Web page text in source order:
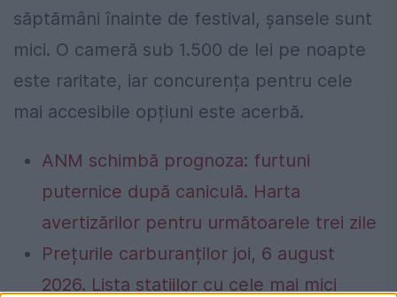
săptămâni înainte de festival, șansele sunt
mici. O cameră sub 1.500 de lei pe noapte
este raritate, iar concurența pentru cele
mai accesibile opțiuni este acerbă.
ANM schimbă prognoza: furtuni
puternice după caniculă. Harta
avertizărilor pentru următoarele trei zile
Prețurile carburanților joi, 6 august
2026. Lista stațiilor cu cele mai mici